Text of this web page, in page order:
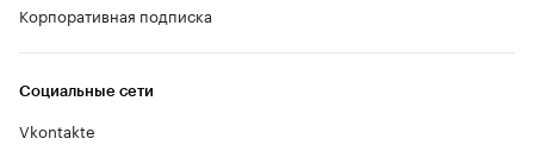
Социальные сети
Vkontakte
Корпоративная подписка